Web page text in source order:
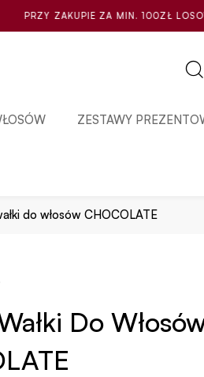
LOSOWA MINI SCRUNCHIE GRATIS
ZESTAWY
do włosów CHOCOLATE
Do